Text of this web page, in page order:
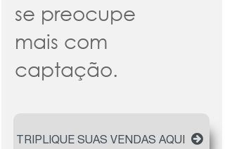
se preocupe
mais com
captação.
TRIPLIQUE SUAS VENDAS AQUI